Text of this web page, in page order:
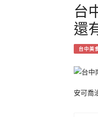
台
還
台中美
安可喬